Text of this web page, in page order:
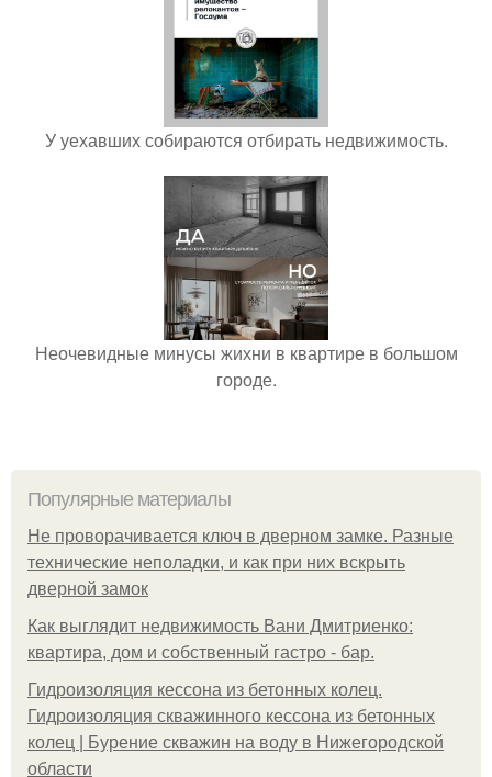
У уехавших собираются отбирать недвижимость.
Неочевидные минусы жихни в квартире в большом
городе.
Популярные материалы
Не проворачивается ключ в дверном замке. Разные
технические неполадки, и как при них вскрыть
дверной замок
Как выглядит недвижимость Вани Дмитриенко:
квартира, дом и собственный гастро - бар.
Гидроизоляция кессона из бетонных колец.
Гидроизоляция скважинного кессона из бетонных
колец | Бурение скважин на воду в Нижегородской
области